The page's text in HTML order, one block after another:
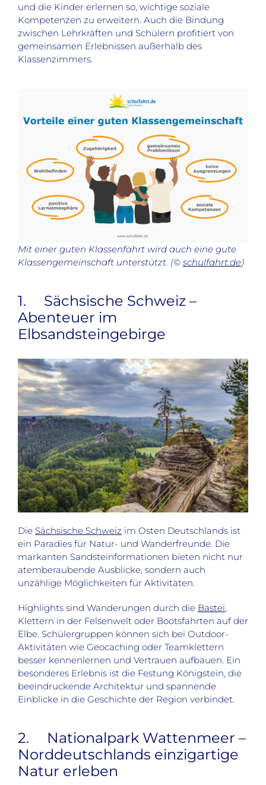
und die Kinder erlernen so, wichtige soziale
Kompetenzen zu erweitern. Auch die Bindung
zwischen Lehrkräften und Schülern profitiert von
gemeinsamen Erlebnissen außerhalb des
Klassenzimmers.
Mit einer guten Klassenfahrt wird auch eine gute
Klassengemeinschaft unterstützt. (© schulfahrt.de)
1. Sächsische Schweiz –
Abenteuer im
Elbsandsteingebirge
Die Sächsische Schweiz im Osten Deutschlands ist
ein Paradies für Natur- und Wanderfreunde. Die
markanten Sandsteinformationen bieten nicht nur
atemberaubende Ausblicke, sondern auch
unzählige Möglichkeiten für Aktivitäten.
Highlights sind Wanderungen durch die Bastei,
Klettern in der Felsenwelt oder Bootsfahrten auf der
Elbe. Schülergruppen können sich bei Outdoor-
Aktivitäten wie Geocaching oder Teamklettern
besser kennenlernen und Vertrauen aufbauen. Ein
besonderes Erlebnis ist die Festung Königstein, die
beeindruckende Architektur und spannende
Einblicke in die Geschichte der Region verbindet.
2. Nationalpark Wattenmeer –
Norddeutschlands einzigartige
Natur erleben